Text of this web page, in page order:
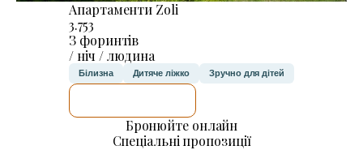
Апартаменти Zoli
3.753
З форинтів
/ ніч / людина
Білизна Дитяче ліжко Зручно для дітей
Бронюйте онлайн
Спеціальні пропозиції